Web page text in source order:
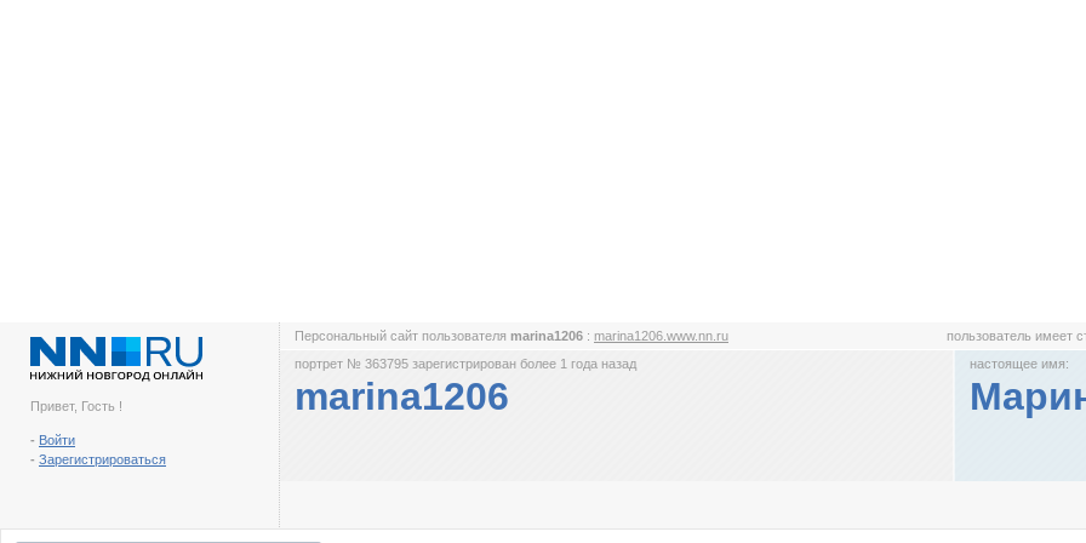
Привет, Гость !
- Войти
- Зарегистрироваться
Персональный сайт пользователя marina1206 : marina1206.www.nn.ru пользователь имеет
портрет № 363795 зарегистрирован более 1 года назад
marina1206
настоящее имя: